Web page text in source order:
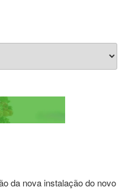
da nova instalação do novo